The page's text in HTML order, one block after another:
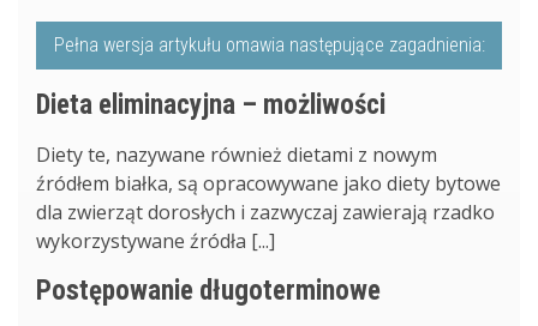
Pełna wersja artykułu omawia następujące zagadnienia:
Dieta eliminacyjna – możliwości
Diety te, nazywane również dietami z nowym
źródłem białka, są opracowywane jako diety bytowe
dla zwierząt dorosłych i zazwyczaj zawierają rzadko
wykorzystywane źródła [...]
Postępowanie długoterminowe